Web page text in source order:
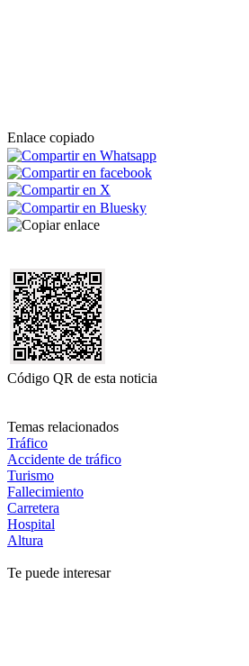
Enlace copiado
Código QR de esta noticia
Temas relacionados
Tráfico
Accidente de tráfico
Turismo
Fallecimiento
Carretera
Hospital
Altura
Te puede interesar